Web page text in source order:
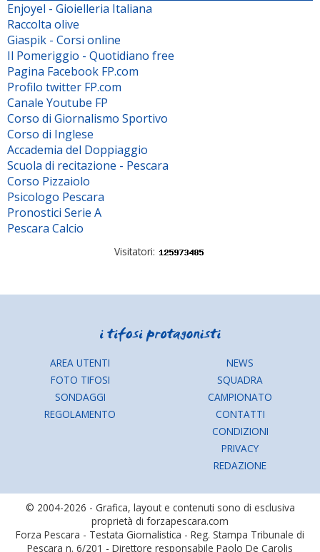
Enjoyel - Gioielleria Italiana
Raccolta olive
Giaspik - Corsi online
Il Pomeriggio - Quotidiano free
Pagina Facebook FP.com
Profilo twitter FP.com
Canale Youtube FP
Corso di Giornalismo Sportivo
Corso di Inglese
Accademia del Doppiaggio
Scuola di recitazione - Pescara
Corso Pizzaiolo
Psicologo Pescara
Pronostici Serie A
Pescara Calcio
Visitatori:
AREA UTENTI
FOTO TIFOSI
SONDAGGI
REGOLAMENTO
NEWS
SQUADRA
CAMPIONATO
CONTATTI
CONDIZIONI
PRIVACY
REDAZIONE
© 2004-2026 - Grafica, layout e contenuti sono di esclusiva
proprietà di forzapescara.com
Forza Pescara - Testata Giornalistica - Reg. Stampa Tribunale di
Pescara n. 6/201 - Direttore responsabile Paolo De Carolis